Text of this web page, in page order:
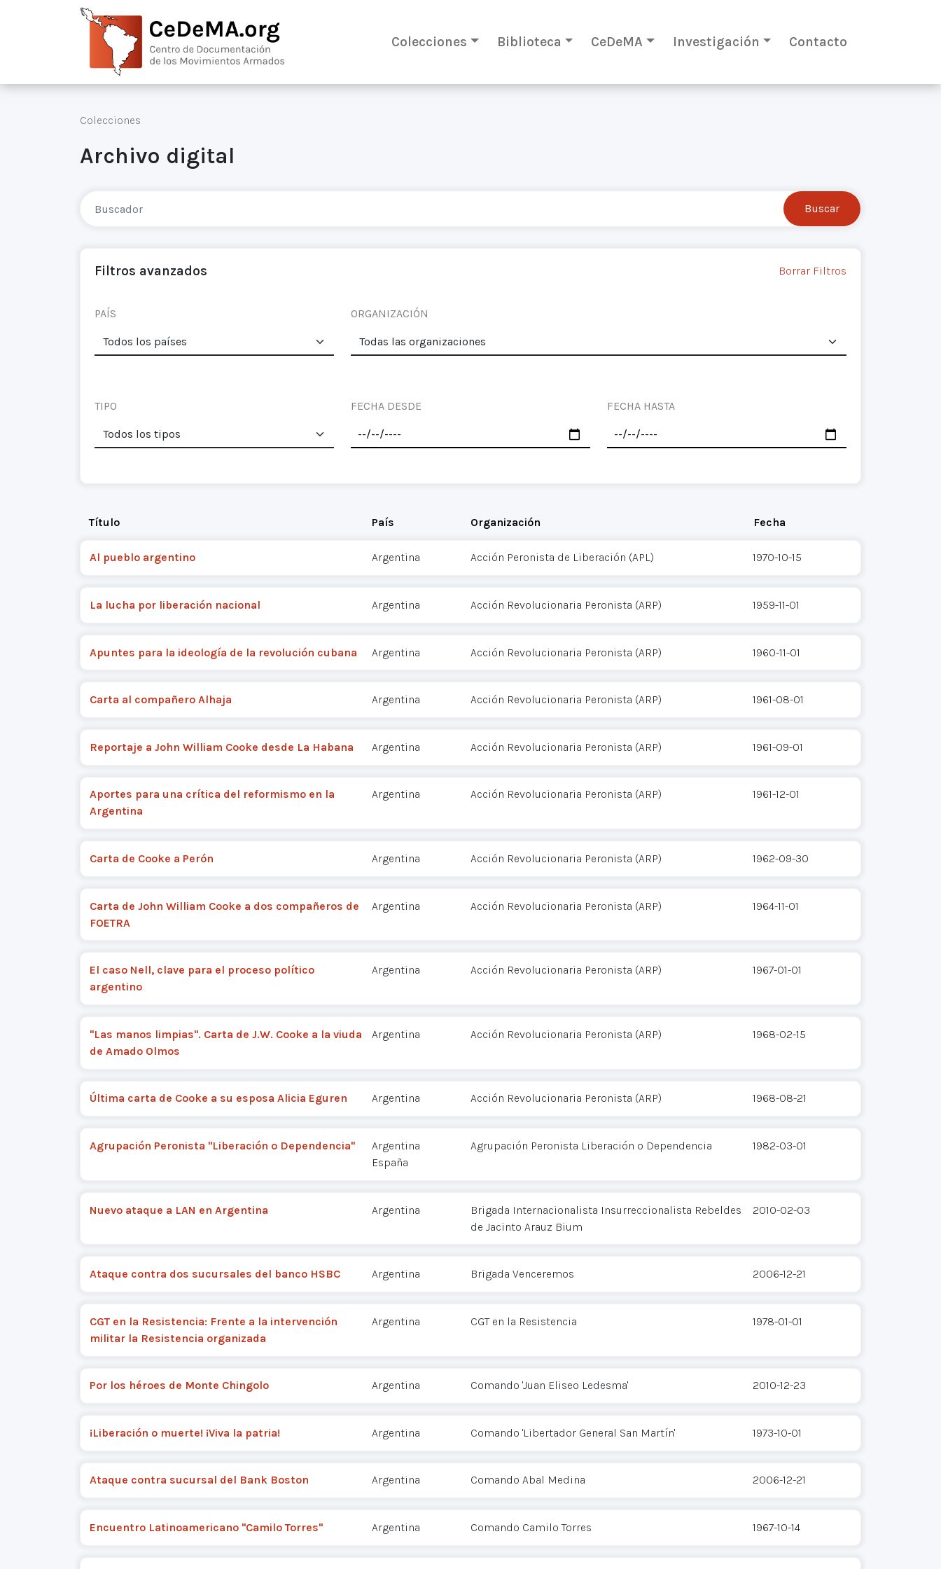
Colecciones Biblioteca CeDeMA Investigación Contacto
Colecciones
Archivo digital
Filtros avanzados Borrar Filtros
PAÍS ORGANIZACIÓN
TIPO FECHA DESDE FECHA HASTA
Título País Organización Fecha
Al pueblo argentino Argentina Acción Peronista de Liberación (APL) 1970-10-15
La lucha por liberación nacional Argentina Acción Revolucionaria Peronista (ARP) 1959-11-01
Apuntes para la ideología de la revolución cubana Argentina Acción Revolucionaria Peronista (ARP) 1960-11-01
Carta al compañero Alhaja Argentina Acción Revolucionaria Peronista (ARP) 1961-08-01
Reportaje a John William Cooke desde La Habana Argentina Acción Revolucionaria Peronista (ARP) 1961-09-01
Aportes para una crítica del reformismo en la
Argentina
Argentina Acción Revolucionaria Peronista (ARP) 1961-12-01
Carta de Cooke a Perón Argentina Acción Revolucionaria Peronista (ARP) 1962-09-30
Carta de John William Cooke a dos compañeros de
FOETRA
Argentina Acción Revolucionaria Peronista (ARP) 1964-11-01
El caso Nell, clave para el proceso político
argentino
Argentina Acción Revolucionaria Peronista (ARP) 1967-01-01
"Las manos limpias". Carta de J.W. Cooke a la viuda
de Amado Olmos
Argentina Acción Revolucionaria Peronista (ARP) 1968-02-15
Última carta de Cooke a su esposa Alicia Eguren Argentina Acción Revolucionaria Peronista (ARP) 1968-08-21
Agrupación Peronista "Liberación o Dependencia"
Argentina
España
Agrupación Peronista Liberación o Dependencia 1982-03-01
Nuevo ataque a LAN en Argentina Argentina
Brigada Internacionalista Insurreccionalista Rebeldes
de Jacinto Arauz Bium
2010-02-03
Ataque contra dos sucursales del banco HSBC Argentina Brigada Venceremos 2006-12-21
CGT en la Resistencia: Frente a la intervención
militar la Resistencia organizada
Argentina CGT en la Resistencia 1978-01-01
Por los héroes de Monte Chingolo Argentina Comando 'Juan Eliseo Ledesma' 2010-12-23
¡Liberación o muerte! ¡Viva la patria! Argentina Comando 'Libertador General San Martín' 1973-10-01
Ataque contra sucursal del Bank Boston Argentina Comando Abal Medina 2006-12-21
Encuentro Latinoamericano "Camilo Torres" Argentina Comando Camilo Torres 1967-10-14